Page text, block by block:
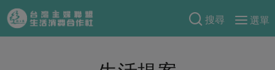
搜尋
選單
產品分類